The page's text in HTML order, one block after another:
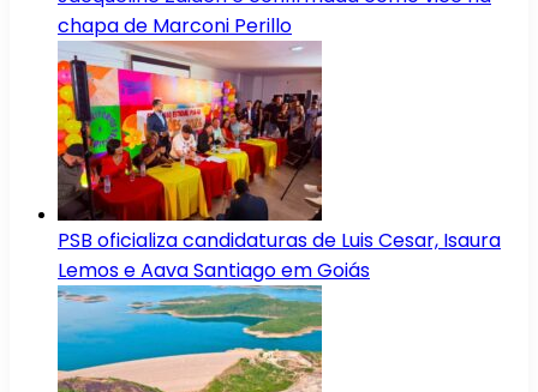
chapa de Marconi Perillo
PSB oficializa candidaturas de Luis Cesar, Isaura
Lemos e Aava Santiago em Goiás